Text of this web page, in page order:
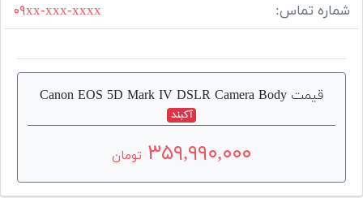
شماره تماس:
۰۹xx-xxx-xxxx
قیمت Canon EOS 5D Mark IV DSLR Camera Body
آکبند
۳۵۹,۹۹۰,۰۰۰ تومان